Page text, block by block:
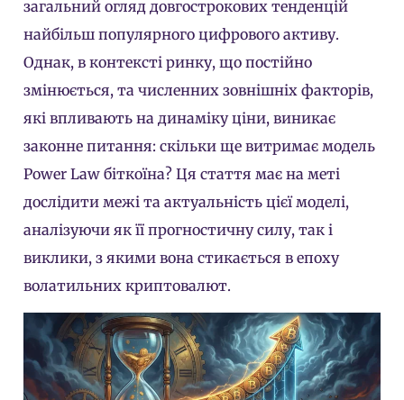
загальний огляд довгострокових тенденцій
найбільш популярного цифрового активу.
Однак, в контексті ринку, що постійно
змінюється, та численних зовнішніх факторів,
які впливають на динаміку ціни, виникає
законне питання: скільки ще витримає модель
Power Law біткоїна? Ця стаття має на меті
дослідити межі та актуальність цієї моделі,
аналізуючи як її прогностичну силу, так і
виклики, з якими вона стикається в епоху
волатильних криптовалют.